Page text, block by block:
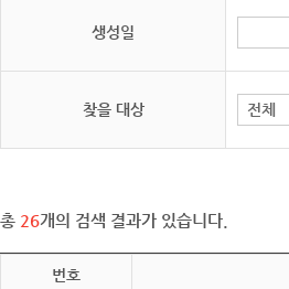
생성일
찾을 대상
총 26개의 검색 결과가 있습니다.
번호